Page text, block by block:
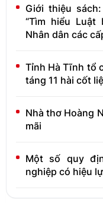
Giới thiệu
“Tìm hiểu
Nhân dân các
Tỉnh Hà Tĩnh tổ
táng 11 hài cốt
Nhà thơ Hoàng
mãi
Một số quy
nghiệp có hiệu